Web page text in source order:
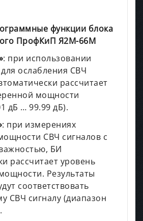
функции блока
ПрофКиП Я2М-66М
: при использовании
ослабления СВЧ
рассчитает
мощности
дБ … 99.99 дБ).
: при измерениях
СВЧ сигналов с
БИ
рассчитает уровень
Результаты
соответствовать
СВЧ сигналу (диапазон